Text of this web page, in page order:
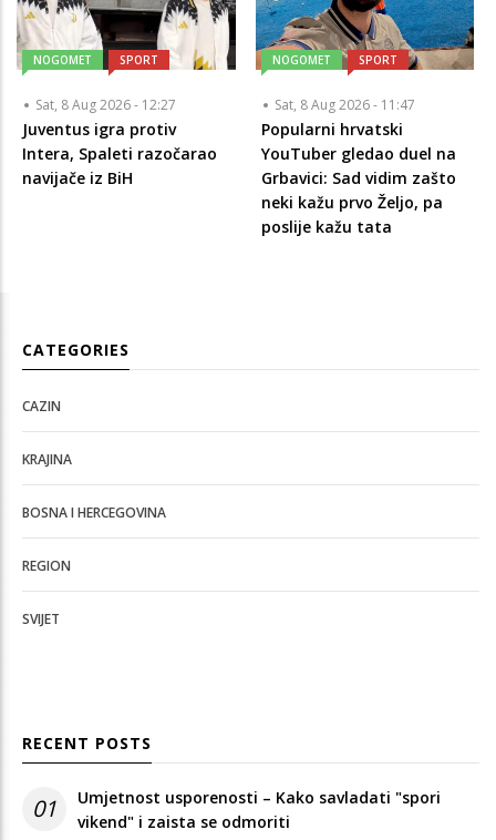
NOGOMET SPORT
Sat, 8 Aug 2026 - 12:27
Juventus igra protiv
Intera, Spaleti razočarao
navijače iz BiH
NOGOMET SPORT
Sat, 8 Aug 2026 - 11:47
Popularni hrvatski
YouTuber gledao duel na
Grbavici: Sad vidim zašto
neki kažu prvo Željo, pa
poslije kažu tata
CATEGORIES
CAZIN
KRAJINA
BOSNA I HERCEGOVINA
REGION
SVIJET
RECENT POSTS
01
Umjetnost usporenosti – Kako savladati "spori
vikend" i zaista se odmoriti